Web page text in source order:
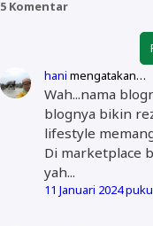
5 Komentar
hani mengatakan…
Wah...nama
blognya bikin
lifestyle
Di marketplace
yah...
11 Januari 2024